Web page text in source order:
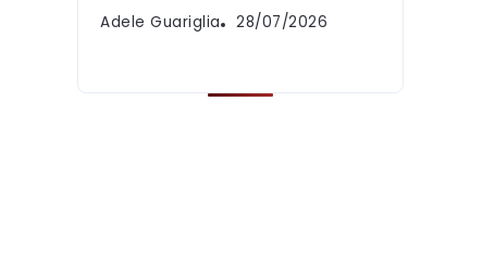
Adele Guariglia 28/07/2026